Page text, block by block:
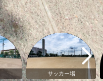
サッカー場